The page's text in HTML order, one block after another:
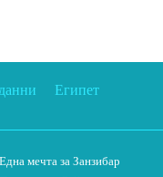
Египет
мечта за Занзибар